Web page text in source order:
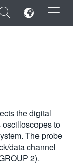
×
the digital
to
The probe
data channel
2).